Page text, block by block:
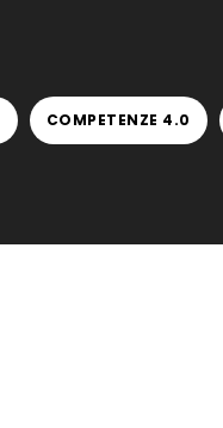
COMPETENZE 4.0